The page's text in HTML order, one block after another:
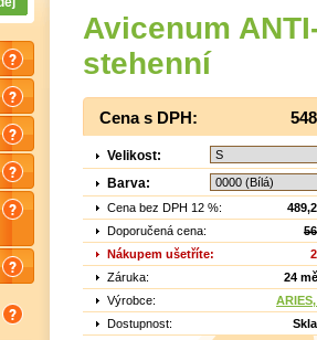
Avicenum
stehenní
Cena s DPH:
Velikost:
Barva:
Cena bez DPH 12 %:
Doporučená cena:
Nákupem ušetříte:
Záruka:
24
Výrobce:
Dostupnost: